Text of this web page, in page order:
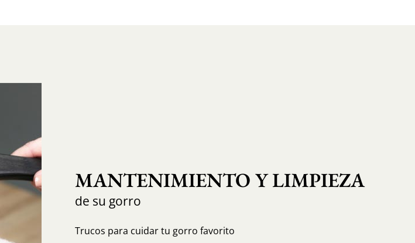
MANTENIMIENTO Y LIMPIEZA
de su gorro
Trucos para cuidar tu gorro favorito